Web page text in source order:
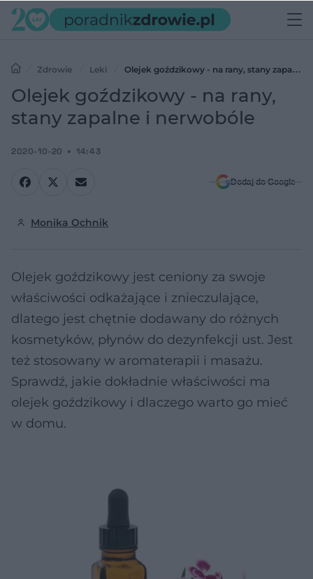
Zdrowie Leki
Olejek goździkowy - na rany, stany zapalne i
nerwobóle
Olejek goździkowy - na rany,
stany zapalne i nerwobóle
2020-10-20 14:43
Dodaj do Google
Monika Ochnik
Olejek goździkowy jest ceniony za swoje
właściwości odkażające i znieczulające,
dlatego jest chętnie dodawany do różnych
kosmetyków, płynów do dezynfekcji ust. Jest
też stosowany w aromaterapii i masażu.
Sprawdź, jakie dokładnie właściwości ma
olejek goździkowy i dlaczego warto go mieć
w domu.